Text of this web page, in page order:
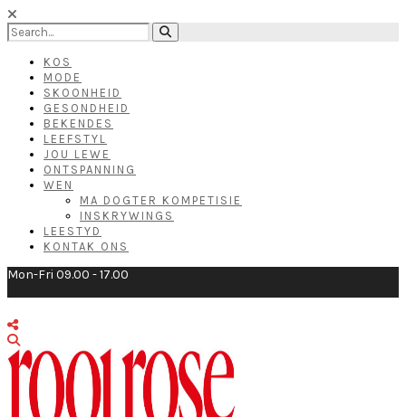
KOS
MODE
SKOONHEID
GESONDHEID
BEKENDES
LEEFSTYL
JOU LEWE
ONTSPANNING
WEN
MA DOGTER KOMPETISIE
INSKRYWINGS
LEESTYD
KONTAK ONS
Mon-Fri 09.00 - 17.00